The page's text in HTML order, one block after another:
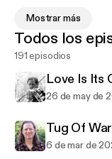
BCTV and
in the studio
Fusion
The World
podcast is being
debuted the
Mostrar más
Todos los
191 episodios
Love Is Its
26 de may de
Tug Of War
6 de mar de